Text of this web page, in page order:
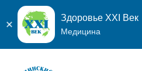
Здоровье XXI Век
Медицина